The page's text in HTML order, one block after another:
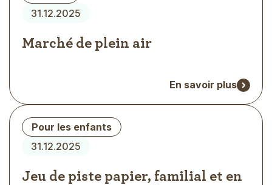
31.12.2025
d'évènement
Marché de plein air
En savoir plus
31.12.2025
Type
d'évènement
Pour les enfants
Jeu de piste papier, familial et en